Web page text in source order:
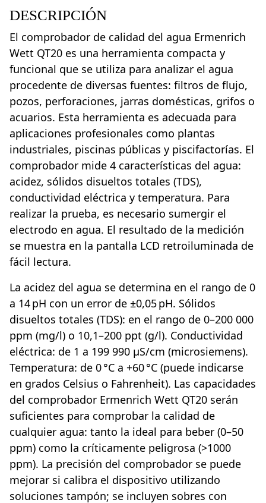
DESCRIPCIÓN
El comprobador de calidad del agua Ermenrich
Wett QT20 es una herramienta compacta y
funcional que se utiliza para analizar el agua
procedente de diversas fuentes: filtros de flujo,
pozos, perforaciones, jarras domésticas, grifos o
acuarios. Esta herramienta es adecuada para
aplicaciones profesionales como plantas
industriales, piscinas públicas y piscifactorías. El
comprobador mide 4 características del agua:
acidez, sólidos disueltos totales (TDS),
conductividad eléctrica y temperatura. Para
realizar la prueba, es necesario sumergir el
electrodo en agua. El resultado de la medición
se muestra en la pantalla LCD retroiluminada de
fácil lectura.
La acidez del agua se determina en el rango de 0
a 14 pH con un error de ±0,05 pH. Sólidos
disueltos totales (TDS): en el rango de 0–200 000
ppm (mg/l) o 10,1–200 ppt (g/l). Conductividad
eléctrica: de 1 a 199 990 μS/cm (microsiemens).
Temperatura: de 0 °C a +60 °C (puede indicarse
en grados Celsius o Fahrenheit). Las capacidades
del comprobador Ermenrich Wett QT20 serán
suficientes para comprobar la calidad de
cualquier agua: tanto la ideal para beber (0–50
ppm) como la críticamente peligrosa (>1000
ppm). La precisión del comprobador se puede
mejorar si calibra el dispositivo utilizando
soluciones tampón; se incluyen sobres con